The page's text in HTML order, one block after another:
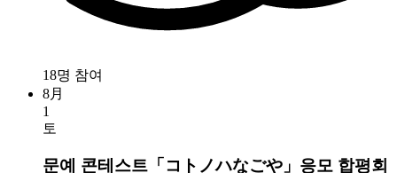
18명 참여
8月
1
토
문예 콘테스트「コトノハなごや」응모 합평회